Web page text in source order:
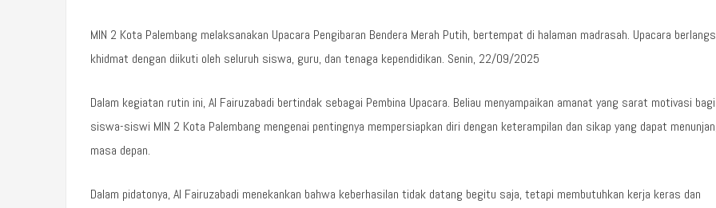
MIN 2 Kota Palembang melaksanakan Upacara Pengibaran Bendera Merah Putih, bertempat di halaman madrasah. Upacara
khidmat dengan diikuti oleh seluruh siswa, guru, dan tenaga kependidikan. Senin, 22/09/2025
Dalam kegiatan rutin ini, Al Fairuzabadi bertindak sebagai Pembina Upacara. Beliau menyampaikan amanat yang sarat motivasi bagi
siswa-siswi MIN 2 Kota Palembang mengenai pentingnya mempersiapkan diri dengan keterampilan dan sikap yang dapat
masa depan.
Dalam pidatonya, Al Fairuzabadi menekankan bahwa keberhasilan tidak datang begitu saja, tetapi membutuhkan kerja keras dan